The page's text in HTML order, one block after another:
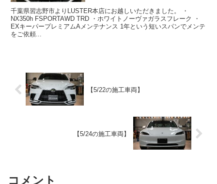
千葉県習志野市よりLUSTER本店にお越しいただきました。 ・
NX350h FSPORTAWD TRD ・ホワイトノーヴァガラスフレーク ・
EXキーパープレミアムAメンテナンス 1年という短いスパンでメンテ
をご依頼...
【5/22の施工車両】
【5/24の施工車両】
コメント